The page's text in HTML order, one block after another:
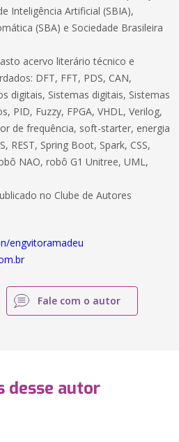
Inteligência Artificial (SBIA),
(SBA) e Sociedade Brasileira
acervo literário técnico e
DFT, FFT, PDS, CAN,
digitais, Sistemas digitais, Sistemas
PID, Fuzzy, FPGA, VHDL, Verilog,
de frequência, soft-starter, energia
REST, Spring Boot, Spark, CSS,
NAO, robô G1 Unitree, UML,
no Clube de Autores
engvitoramadeu
Fale com o autor
desse autor